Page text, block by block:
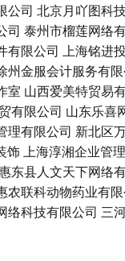
公司 北京月吖图科
司 泰州市榴莲网络
有限公司 上海铭进
州金服会计服务有
室 山西爱美特贸易
有限公司 山东乐喜
理有限公司 新北区
饰上海淳湘企业管
东县人文天下网络
农联科动物药业有
络科技有限公司 三